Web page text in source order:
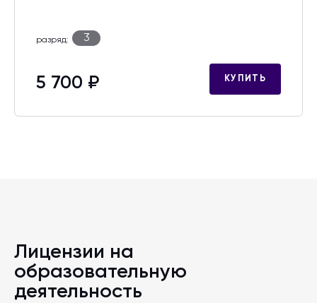
разряд: 3
5 700 ₽ КУПИТЬ
Лицензии на
образовательную
деятельность